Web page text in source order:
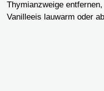
Thymianzweige
Vanilleeis lauwarm oder